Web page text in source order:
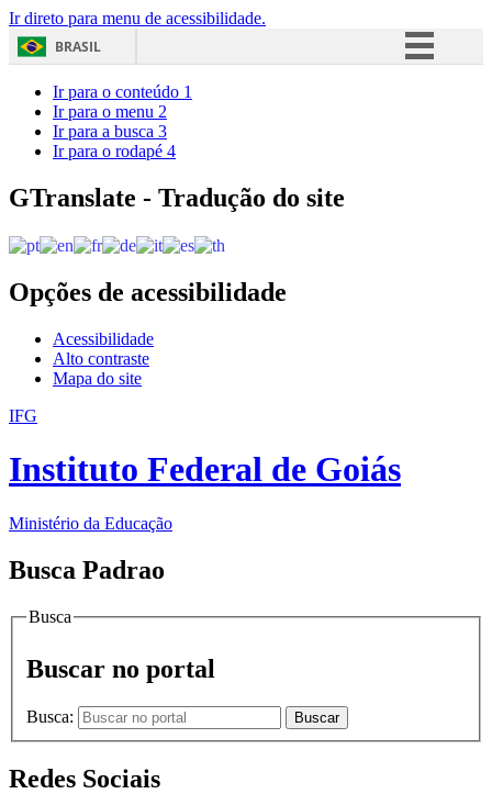
Ir direto para menu de acessibilidade.
BRASIL
Acesso à informação
Ir para o conteúdo 1
Ir para o menu 2
Ir para a busca 3
Ir para o rodapé 4
GTranslate - Tradução do site
Opções de acessibilidade
Acessibilidade
Alto contraste
Mapa do site
IFG
Instituto Federal de Goiás
Ministério da Educação
Busca Padrao
Busca
Buscar no portal
Busca: Buscar
Redes Sociais